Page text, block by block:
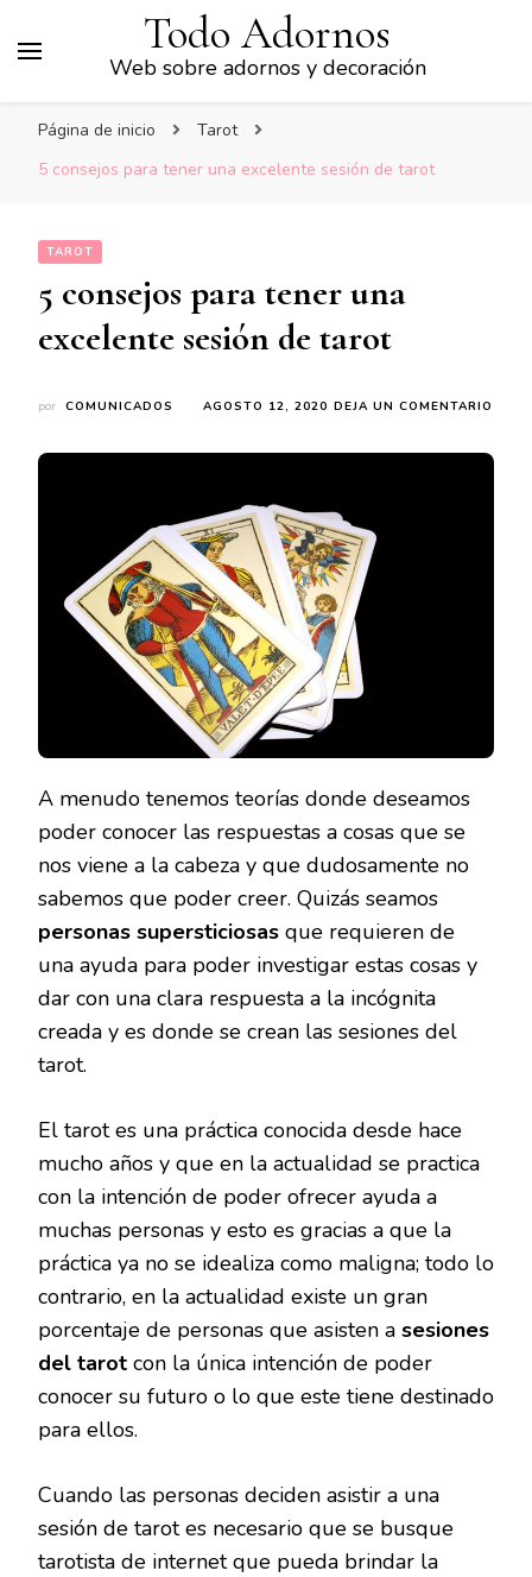
Todo Adornos
Web sobre adornos y decoración
Página de inicio
Tarot
5 consejos para tener una excelente sesión de tarot
TAROT
5 consejos para tener una
excelente sesión de tarot
por COMUNICADOS AGOSTO 12, 2020 DEJA UN COMENTARIO
A menudo tenemos teorías donde deseamos
poder conocer las respuestas a cosas que se
nos viene a la cabeza y que dudosamente no
sabemos que poder creer. Quizás seamos
personas supersticiosas que requieren de
una ayuda para poder investigar estas cosas y
dar con una clara respuesta a la incógnita
creada y es donde se crean las sesiones del
tarot.
El tarot es una práctica conocida desde hace
mucho años y que en la actualidad se practica
con la intención de poder ofrecer ayuda a
muchas personas y esto es gracias a que la
práctica ya no se idealiza como maligna; todo lo
contrario, en la actualidad existe un gran
porcentaje de personas que asisten a sesiones
del tarot con la única intención de poder
conocer su futuro o lo que este tiene destinado
para ellos.
Cuando las personas deciden asistir a una
sesión de tarot es necesario que se busque
tarotista de internet que pueda brindar la